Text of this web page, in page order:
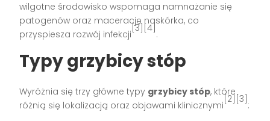
wilgotne środowisko wspomaga namnażanie się
patogenów oraz macerację naskórka, co
przyspiesza rozwój infekcji
[3][4]
.
Typy grzybicy stóp
Wyróżnia się trzy główne typy grzybicy stóp, które
różnią się lokalizacją oraz objawami klinicznymi
[2][3]
: